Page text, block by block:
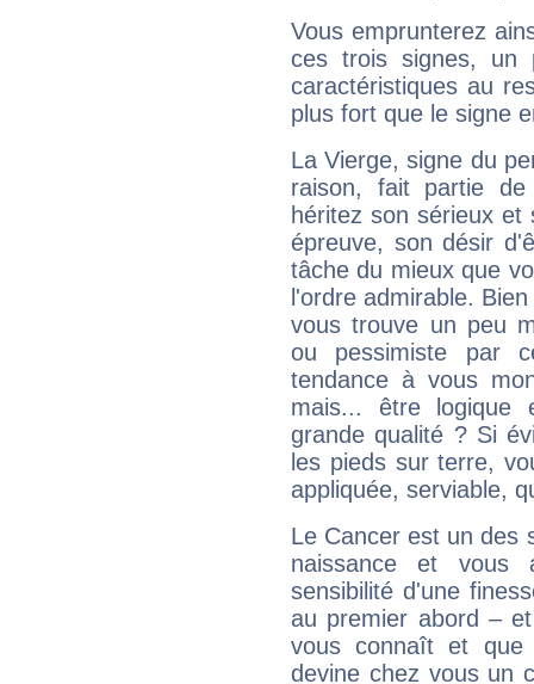
Vous emprunterez
ces trois signes, un
caractéristiques au
plus fort que le signe
La Vierge, signe du
raison, fait partie
héritez son sérieux
épreuve, son désir
tâche du mieux que
l'ordre admirable.
vous trouve un peu
ou pessimiste par
tendance à vous
mais... être logique
grande qualité ? Si
les pieds sur terre,
appliquée, serviable,
Le Cancer est un des
naissance et vous
sensibilité d'une
au premier abord –
vous connaît et
devine chez vous un